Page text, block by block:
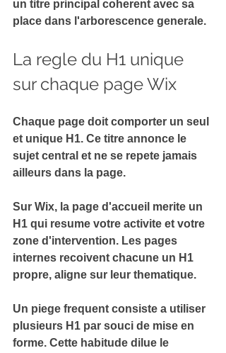
un titre principal coherent avec sa
place dans l'arborescence generale.
La regle du H1 unique
sur chaque page Wix
Chaque page doit comporter un seul
et unique H1. Ce titre annonce le
sujet central et ne se repete jamais
ailleurs dans la page.
Sur Wix, la page d'accueil merite un
H1 qui resume votre activite et votre
zone d'intervention. Les pages
internes recoivent chacune un H1
propre, aligne sur leur thematique.
Un piege frequent consiste a utiliser
plusieurs H1 par souci de mise en
forme. Cette habitude dilue le